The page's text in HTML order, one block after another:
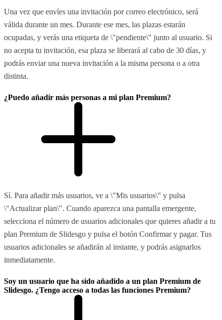
Una vez que envíes una invitación por correo electrónico, será
válida durante un mes. Durante ese mes, las plazas estarán
ocupadas, y verás una etiqueta de \"pendiente\" junto al usuario. Si
no acepta tu invitación, esa plaza se liberará al cabo de 30 días, y
podrás enviar una nueva invitación a la misma persona o a otra
distinta.
¿Puedo añadir más personas a mi plan Premium?
Sí. Para añadir más usuarios, ve a \"Mis usuarios\" y pulsa
\"Actualizar plan\". Cuando aparezca una pantalla emergente,
selecciona el número de usuarios adicionales que quieres añadir a tu
plan Premium de Slidesgo y pulsa el botón Confirmar y pagar. Tus
usuarios adicionales se añadirán al instante, y podrás asignarlos
inmediatamente.
Soy un usuario que ha sido añadido a un plan Premium de
Slidesgo. ¿Tengo acceso a todas las funciones Premium?